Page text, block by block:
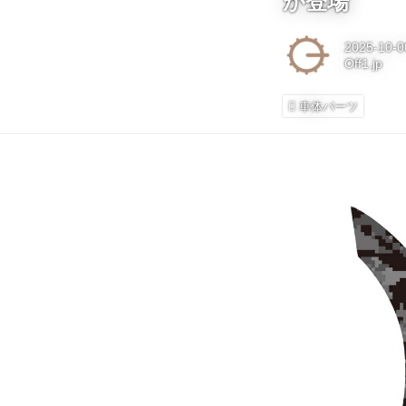
2025-10-
Off1.jp
車体パーツ